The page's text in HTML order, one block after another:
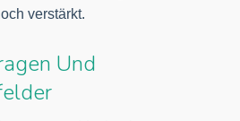
verstärkt.
Und